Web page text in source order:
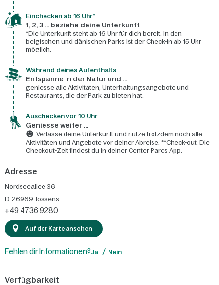
Einchecken ab 16 Uhr*
1, 2, 3 ... beziehe deine Unterkunft
*Die Unterkunft steht ab 16 Uhr für dich bereit. In den
belgischen und dänischen Parks ist der Check-in ab 15 Uhr
möglich.
Während deines Aufenthalts
Entspanne in der Natur und ...
geniesse alle Aktivitäten, Unterhaltungsangebote und
Restaurants, die der Park zu bieten hat.
Auschecken vor 10 Uhr
Geniesse weiter ...
Verlasse deine Unterkunft und nutze trotzdem noch alle
Aktivitäten und Angebote vor deiner Abreise. **Check-out: Die
Checkout-Zeit findest du in deiner Center Parcs App.
Adresse
Nordseeallee 36
D-26969 Tossens
+49 4736 9280
Auf der Karte ansehen
Fehlen dir Informationen?Ja Nein
Verfügbarkeit